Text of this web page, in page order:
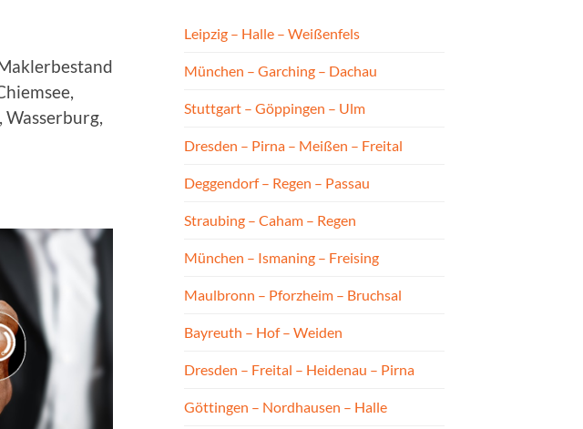
Wasserburg,
Leipzig – Halle – Weißenfels
München – Garching – Dachau
Stuttgart – Göppingen – Ulm
Dresden – Pirna – Meißen – Freital
Deggendorf – Regen – Passau
Straubing – Caham – Regen
München – Ismaning – Freising
Maulbronn – Pforzheim – Bruchsal
Bayreuth – Hof – Weiden
Dresden – Freital – Heidenau – Pirna
Göttingen – Nordhausen – Halle